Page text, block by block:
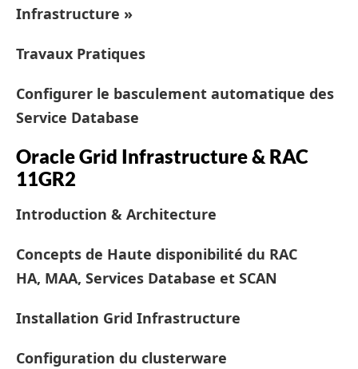
Infrastructure »
Travaux Pratiques
Configurer le basculement automatique des
Service Database
Oracle Grid Infrastructure & RAC
11GR2
Introduction & Architecture
Concepts de Haute disponibilité du RAC
HA, MAA, Services Database et SCAN
Installation Grid Infrastructure
Configuration du clusterware